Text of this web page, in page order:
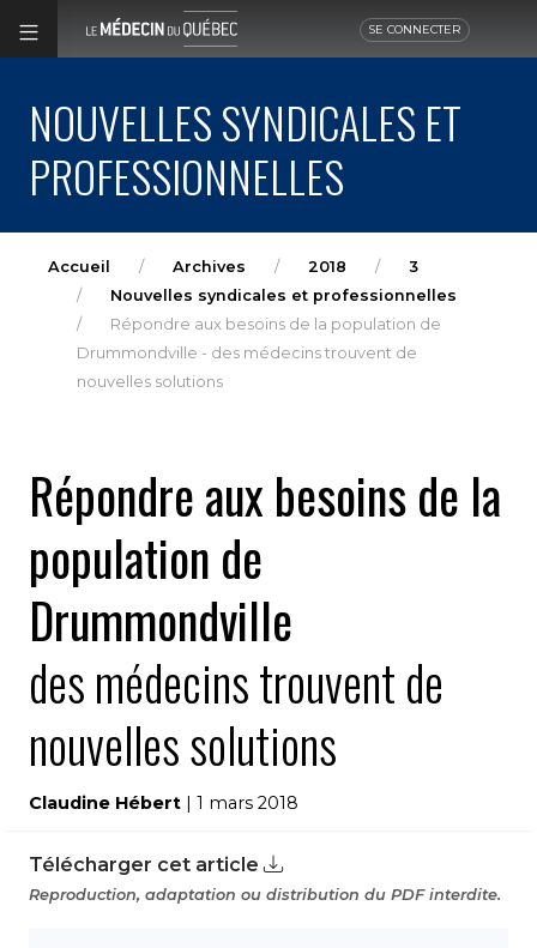
SE CONNECTER
NOUVELLES SYNDICALES ET
PROFESSIONNELLES
Accueil Archives 2018
3
Nouvelles syndicales et professionnelles
Répondre aux besoins de la population de
Drummondville - des médecins trouvent de
nouvelles solutions
Répondre aux besoins de la
population de
Drummondville
des médecins trouvent de
nouvelles solutions
Claudine Hébert | 1 mars 2018
Télécharger cet article
Reproduction, adaptation ou distribution du PDF interdite.